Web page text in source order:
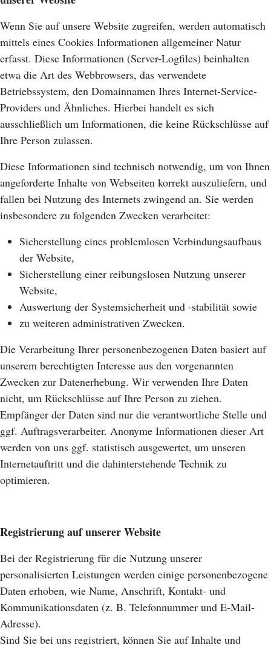
Wenn Sie auf unsere Website zugreifen, werden automatisch
mittels eines Cookies Informationen allgemeiner Natur
erfasst. Diese Informationen (Server-Logfiles) beinhalten
etwa die Art des Webbrowsers, das verwendete
Betriebssystem, den Domainnamen Ihres Internet-Service-
Providers und Ähnliches. Hierbei handelt es sich
ausschließlich um Informationen, die keine Rückschlüsse auf
Ihre Person zulassen.
Diese Informationen sind technisch notwendig, um von Ihnen
angeforderte Inhalte von Webseiten korrekt auszuliefern, und
fallen bei Nutzung des Internets zwingend an. Sie werden
insbesondere zu folgenden Zwecken verarbeitet:
Sicherstellung eines problemlosen Verbindungsaufbaus
der Website,
Sicherstellung einer reibungslosen Nutzung unserer
Website,
Auswertung der Systemsicherheit und -stabilität sowie
zu weiteren administrativen Zwecken.
Die Verarbeitung Ihrer personenbezogenen Daten basiert auf
unserem berechtigten Interesse aus den vorgenannten
Zwecken zur Datenerhebung. Wir verwenden Ihre Daten
nicht, um Rückschlüsse auf Ihre Person zu ziehen.
Empfänger der Daten sind nur die verantwortliche Stelle und
ggf. Auftragsverarbeiter. Anonyme Informationen dieser Art
werden von uns ggf. statistisch ausgewertet, um unseren
Internetauftritt und die dahinterstehende Technik zu
optimieren.
Registrierung auf unserer Website
Bei der Registrierung für die Nutzung unserer
personalisierten Leistungen werden einige personenbezogene
Daten erhoben, wie Name, Anschrift, Kontakt- und
Kommunikationsdaten (z. B. Telefonnummer und E-Mail-
Adresse).
Sind Sie bei uns registriert, können Sie auf Inhalte und